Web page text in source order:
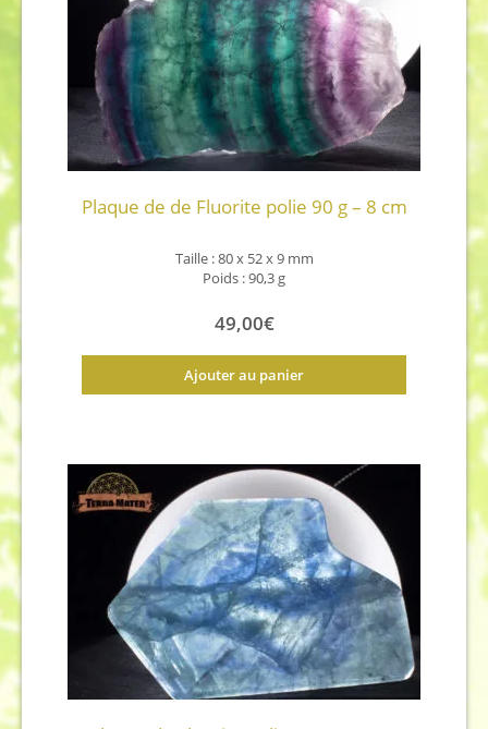
Plaque de de Fluorite polie 90 g – 8 cm
Taille : 80 x 52 x 9 mm
Poids : 90,3 g
49,00€
Ajouter au panier